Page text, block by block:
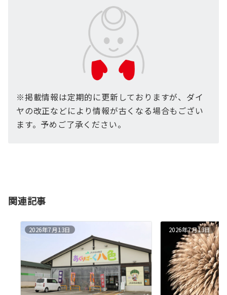
※掲載情報は定期的に更新しておりますが、ダイ
ヤの改正などにより情報が古くなる場合もござい
ます。予めご了承ください。
関連記事
2026年7月13日 2026年7月13日